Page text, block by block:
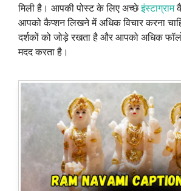
मिली है। आपकी पोस्ट के लिए अच्छेइंस्टाग्राम
आपको कैप्शन लिखने में अधिक विचार करना
दर्शकों को जोड़े रखता है और आपको अधिक
मदद करता है।